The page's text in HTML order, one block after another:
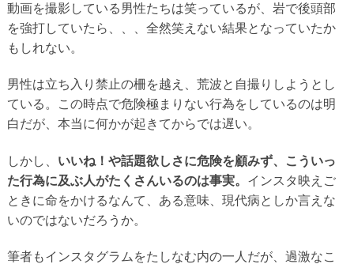
動画を撮影している男性たちは笑っているが、岩で後頭部
を強打していたら、、、全然笑えない結果となっていたか
もしれない。
男性は立ち入り禁止の柵を越え、荒波と自撮りしようとし
ている。この時点で危険極まりない行為をしているのは明
白だが、本当に何かが起きてからでは遅い。
しかし、 いいね！や話題欲しさに危険を顧みず、こういっ
た行為に及ぶ人がたくさんいるのは事実。 インスタ映えご
ときに命をかけるなんて、ある意味、現代病としか言えな
いのではないだろうか。
筆者もインスタグラムをたしなむ内の一人だが、過激なこ